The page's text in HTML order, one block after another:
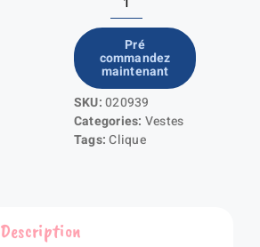
quantité
de
Classic
Rain
Jacket
Pré
commandez
maintenant
SKU:020939
Categories: Vestes
Tags:Clique
Description